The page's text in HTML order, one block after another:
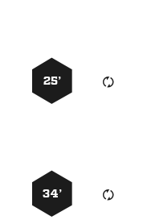
25’
34’